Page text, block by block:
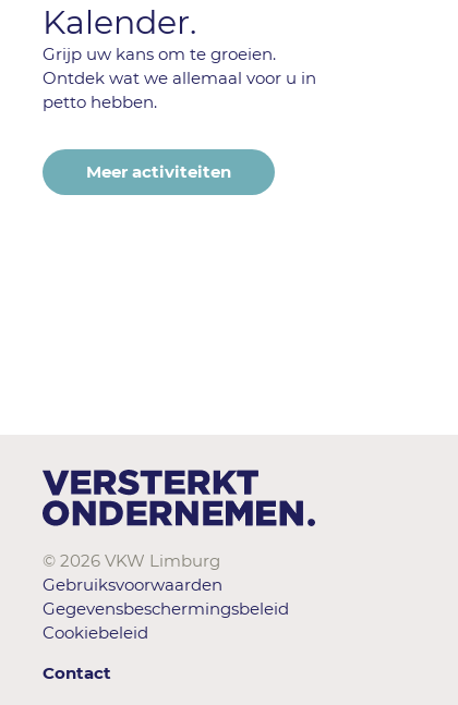
Kalender.
Grijp uw kans om te groeien.
Ontdek wat we allemaal voor u in
petto hebben.
Meer activiteiten
© 2026 VKW Limburg
Gebruiksvoorwaarden
Gegevensbeschermingsbeleid
Cookiebeleid
Contact